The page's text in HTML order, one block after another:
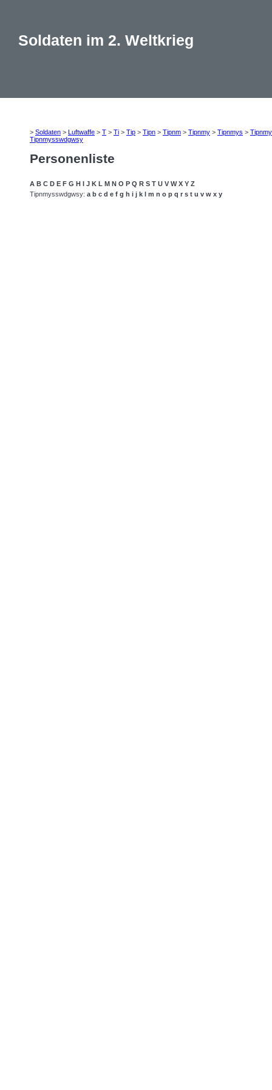
Soldaten im 2. Weltkrieg
> Soldaten > Luftwaffe > T > Ti > Tip > Tipn > Tipnm > Tipnmy > Tipnmys >
Tipnmysswdgwsy
Personenliste
A B C D E F G H I J K L M N O P Q R S T U V W X Y Z
Tipnmysswdgwsy: a b c d e f g h i j k l m n o p q r s t u v w x y